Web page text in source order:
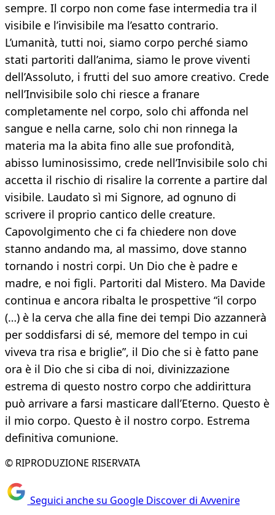
sempre. Il corpo non come fase intermedia tra il
visibile e l’invisibile ma l’esatto contrario.
L’umanità, tutti noi, siamo corpo perché siamo
stati partoriti dall’anima, siamo le prove viventi
dell’Assoluto, i frutti del suo amore creativo. Crede
nell’Invisibile solo chi riesce a franare
completamente nel corpo, solo chi affonda nel
sangue e nella carne, solo chi non rinnega la
materia ma la abita fino alle sue profondità,
abisso luminosissimo, crede nell’Invisibile solo chi
accetta il rischio di risalire la corrente a partire dal
visibile. Laudato sì mi Signore, ad ognuno di
scrivere il proprio cantico delle creature.
Capovolgimento che ci fa chiedere non dove
stanno andando ma, al massimo, dove stanno
tornando i nostri corpi. Un Dio che è padre e
madre, e noi figli. Partoriti dal Mistero. Ma Davide
continua e ancora ribalta le prospettive “il corpo
(…) è la cerva che alla fine dei tempi Dio azzannerà
per soddisfarsi di sé, memore del tempo in cui
viveva tra risa e briglie”, il Dio che si è fatto pane
ora è il Dio che si ciba di noi, divinizzazione
estrema di questo nostro corpo che addirittura
può arrivare a farsi masticare dall’Eterno. Questo è
il mio corpo. Questo è il nostro corpo. Estrema
definitiva comunione.
© RIPRODUZIONE RISERVATA
Seguici anche su Google Discover di Avvenire